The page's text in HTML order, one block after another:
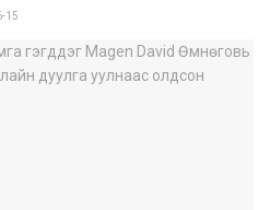
15